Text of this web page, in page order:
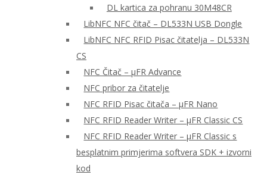
DL kartica za pohranu 30M48CR
LibNFC NFC čitač – DL533N USB Dongle
LibNFC NFC RFID Pisac čitatelja – DL533N
CS
NFC Čitač – μFR Advance
NFC pribor za čitatelje
NFC RFID Pisac čitača – μFR Nano
NFC RFID Reader Writer – μFR Classic CS
NFC RFID Reader Writer – μFR Classic s
besplatnim primjerima softvera SDK + izvorni
kod